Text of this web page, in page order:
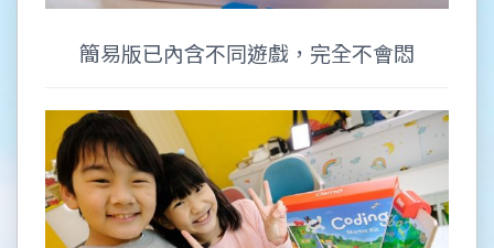
簡易版已內含不同遊戲，完全不會悶